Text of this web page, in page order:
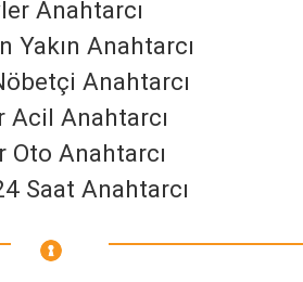
Anahtarcı
Yakın Anahtarcı
Anahtarcı
Acil Anahtarcı
Oto Anahtarcı
Saat Anahtarcı